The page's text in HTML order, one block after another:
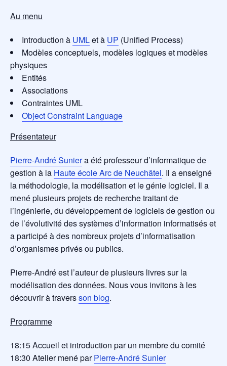
Au menu
Introduction à UMLet à UP (Unified Process)
Modèles conceptuels, modèles logiques et modèles
physiques
Entités
Associations
Contraintes UML
Object Constraint Language
Présentateur
Pierre-André Suniera été professeur d’informatique de
gestion à la Haute école Arc de Neuchâtel. Il a enseigné
la méthodologie, la modélisation et le génie logiciel. Il a
mené plusieurs projets de recherche traitant de
l’ingénierie, du développement de logiciels de gestion ou
de l’évolutivité des systèmes d’information informatisés et
a participé à des nombreux projets d’informatisation
d’organismes privés ou publics.
Pierre-André est l’auteur de plusieurs livres sur la
modélisation des données. Nous vous invitons à les
découvrir à traversson blog.
Programme
18:15 Accueil et introduction par un membre du comité
18:30 Atelier mené parPierre-André Sunier